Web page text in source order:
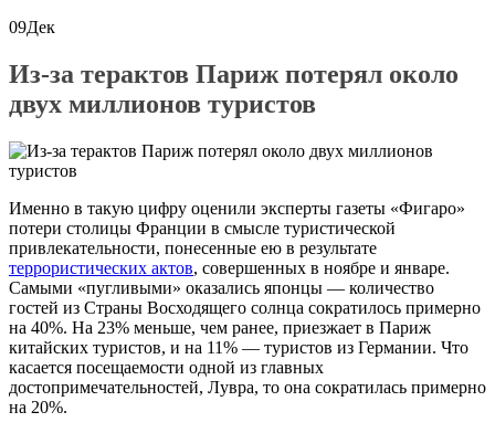
09Дек
Из-за терактов Париж потерял около
двух миллионов туристов
Именно в такую цифру оценили эксперты газеты «Фигаро»
потери столицы Франции в смысле туристической
привлекательности, понесенные ею в результате
террористических актов, совершенных в ноябре и январе.
Самыми «пугливыми» оказались японцы — количество
гостей из Страны Восходящего солнца сократилось примерно
на 40%. На 23% меньше, чем ранее, приезжает в Париж
китайских туристов, и на 11% — туристов из Германии. Что
касается посещаемости одной из главных
достопримечательностей, Лувра, то она сократилась примерно
на 20%.